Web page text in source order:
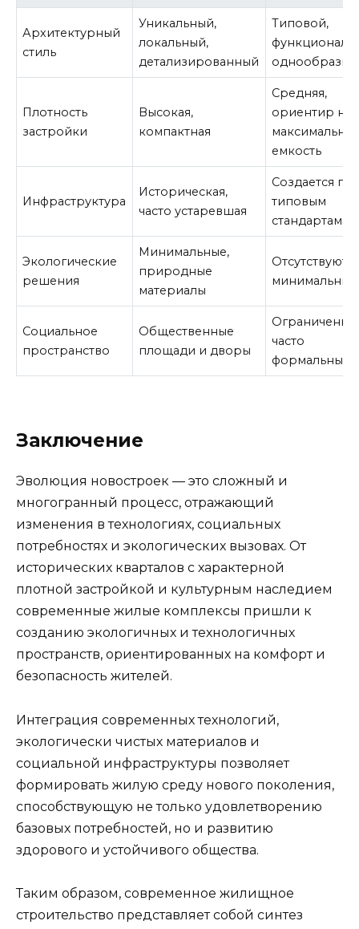
Архитектурный
стиль
Уникальный,
локальный,
детализированный
Типовой,
Плотность
застройки
Высокая,
компактная
Средняя,
ориентир на
емкость
Инфраструктура
Историческая,
часто устаревшая
Создается по
типовым
стандартам
Экологические
решения
Минимальные,
природные
материалы
Отсутствуют
минимальны
Социальное
пространство
Общественные
площади и дворы
Ограничены,
часто
формальные
Заключение
Эволюция новостроек — это сложный и
многогранный процесс, отражающий
изменения в технологиях, социальных
потребностях и экологических вызовах. От
исторических кварталов с характерной
плотной застройкой и культурным наследием
современные жилые комплексы пришли к
созданию экологичных и технологичных
пространств, ориентированных на комфорт и
безопасность жителей.
Интеграция современных технологий,
экологически чистых материалов и
социальной инфраструктуры позволяет
формировать жилую среду нового поколения,
способствующую не только удовлетворению
базовых потребностей, но и развитию
здорового и устойчивого общества.
Таким образом, современное жилищное
строительство представляет собой синтез